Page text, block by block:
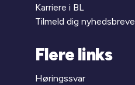
Karriere i BL
Tilmeld dig nyhedsbreve
Flere links
Høringssvar